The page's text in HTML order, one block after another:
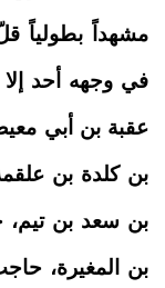
مشهداً بطولياً
في وجهه أحد
عقبة بن أبي
بن كلدة بن
بن سعد بن تيم،
بن المغيرة،